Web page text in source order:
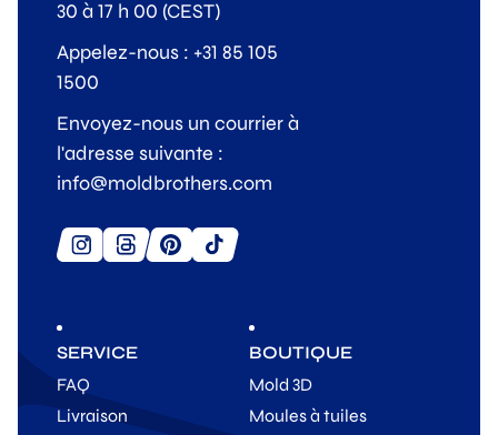
SERVICE
FAQ
Livraison
BOUTIQUE
Mold 3D
Moules à tuiles
30 à 17 h 00 (CEST)
Appelez-nous : +31 85 105
1500
Envoyez-nous un courrier à
l'adresse suivante :
info@moldbrothers.com